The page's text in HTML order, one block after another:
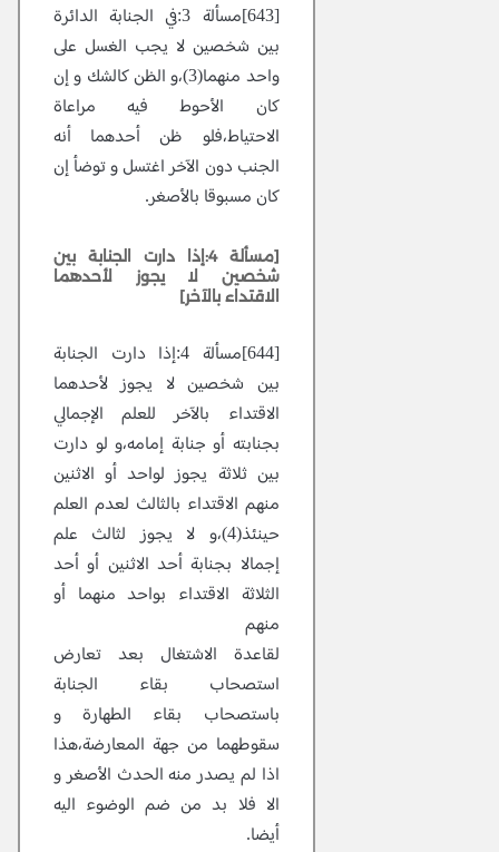
[643]مسألة 3:في الجنابة الدائرة
بين شخصين لا يجب الغسل على
واحد منهما(3)،و الظن كالشك و إن
كان الأحوط فيه مراعاة
الاحتياط،فلو ظن أحدهما أنه
الجنب دون الآخر اغتسل و توضأ إن
كان مسبوقا بالأصغر.
[مسألة 4:إذا دارت الجنابة بين
شخصين لا يجوز لأحدهما
الاقتداء بالآخر]
[644]مسألة 4:إذا دارت الجنابة
بين شخصين لا يجوز لأحدهما
الاقتداء بالآخر للعلم الإجمالي
بجنابته أو جنابة إمامه،و لو دارت
بين ثلاثة يجوز لواحد أو الاثنين
منهم الاقتداء بالثالث لعدم العلم
حينئذ(4)،و لا يجوز لثالث علم
إجمالا بجنابة أحد الاثنين أو أحد
الثلاثة الاقتداء بواحد منهما أو
منهم
لقاعدة الاشتغال بعد تعارض
استصحاب بقاء الجنابة
باستصحاب بقاء الطهارة و
سقوطهما من جهة المعارضة،هذا
اذا لم يصدر منه الحدث الأصغر و
الا فلا بد من ضم الوضوء اليه
أيضا.